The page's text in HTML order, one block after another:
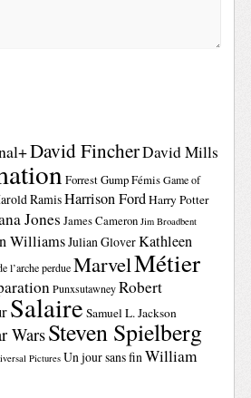
David FincherDavid Mills
Forrest GumpFémis Game of
RamisHarrison FordHarry Potter
Jones James Cameron Jim Broadbent
WilliamsJulian GloverKathleen
l’arche perdue MarvelMétier
Punxsutawney Robert
Salaire Samuel L. Jackson
WarsSteven Spielberg
Pictures Un jour sans finWilliam